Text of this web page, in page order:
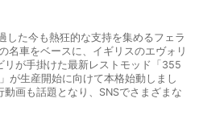
した今も熱狂的な支持を集めるフェラ
名車をベースに、イギリスのエヴォリ
リが手掛けた最新レストモッド「355
が生産開始に向けて本格始動しまし
動画も話題となり、SNSでさまざまな